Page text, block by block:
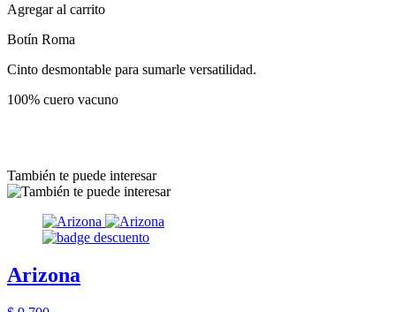
Agregar al carrito
Botín Roma
Cinto desmontable para sumarle versatilidad.
100% cuero vacuno
También te puede interesar
Arizona